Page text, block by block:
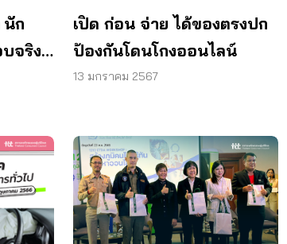
นัก
จริง
เปิด ก่อน จ่าย ได้ของตรงปก
ป้องกันโดนโกงออนไลน์
13 มกราคม 2567